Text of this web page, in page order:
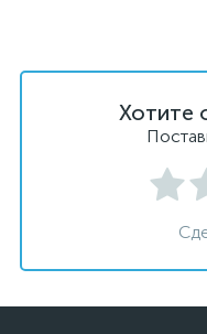
Хотите